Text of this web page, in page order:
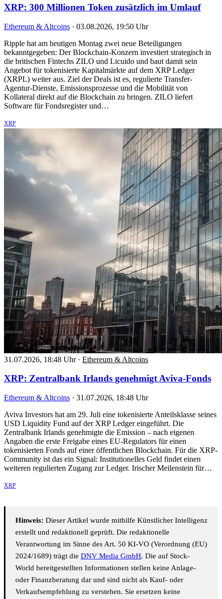
XRP: 300 Millionen Token zusätzlich im Umlauf
Ethereum & Altcoins · 03.08.2026, 19:50 Uhr
Ripple hat am heutigen Montag zwei neue Beteiligungen
bekanntgegeben: Der Blockchain-Konzern investiert strategisch in
die britischen Fintechs ZILO und Licuido und baut damit sein
Angebot für tokenisierte Kapitalmärkte auf dem XRP Ledger
(XRPL) weiter aus. Ziel der Deals ist es, regulierte Transfer-
Agentur-Dienste, Emissionsprozesse und die Mobilität von
Kollateral direkt auf die Blockchain zu bringen. ZILO liefert
Software für Fondsregister und…
XRP
31.07.2026, 18:48 Uhr · Ethereum & Altcoins
XRP: Zentralbank Irlands genehmigt Aviva-Fonds
Ethereum & Altcoins · 31.07.2026, 18:48 Uhr
Aviva Investors hat am 29. Juli eine tokenisierte Anteilsklasse seines
USD Liquidity Fund auf der XRP Ledger eingeführt. Die
Zentralbank Irlands genehmigte die Emission – nach eigenen
Angaben die erste Freigabe eines EU-Regulators für einen
tokenisierten Fonds auf einer öffentlichen Blockchain. Für die XRP-
Community ist das ein Signal: Institutionelles Geld findet einen
weiteren regulierten Zugang zur Ledger. Irischer Meilenstein für…
XRP
Hinweis: Dieser Artikel wurde mithilfe Künstlicher Intelligenz
erstellt und redaktionell geprüft. Die redaktionelle
Verantwortung im Sinne des Art. 50 KI-VO (Verordnung (EU)
2024/1689) trägt die DNV Media GmbH. Die auf Stock-
World bereitgestellten Informationen stellen keine Anlage-
oder Finanzberatung dar und sind nicht als Kauf- oder
Verkaufsempfehlung zu verstehen. Sie ersetzen keine